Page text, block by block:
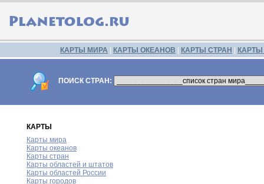
КАРТЫ МИРА КАРТЫ ОКЕАНОВ КАРТЫ СТРАН
ПОИСК СТРАН:
КАРТЫ
Карты мира
Карты океанов
Карты стран
Карты областей и штатов
Карты областей России
Карты городов